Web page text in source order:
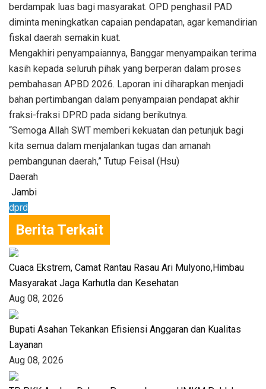
berdampak luas bagi masyarakat. OPD penghasil PAD
diminta meningkatkan capaian pendapatan, agar kemandirian
fiskal daerah semakin kuat.
Mengakhiri penyampaiannya, Banggar menyampaikan terima
kasih kepada seluruh pihak yang berperan dalam proses
pembahasan APBD 2026. Laporan ini diharapkan menjadi
bahan pertimbangan dalam penyampaian pendapat akhir
fraksi-fraksi DPRD pada sidang berikutnya.
“Semoga Allah SWT memberi kekuatan dan petunjuk bagi
kita semua dalam menjalankan tugas dan amanah
pembangunan daerah,” Tutup Feisal (Hsu)
Daerah
Jambi
dprd
Berita Terkait
Cuaca Ekstrem, Camat Rantau Rasau Ari Mulyono,Himbau
Masyarakat Jaga Karhutla dan Kesehatan
Aug 08, 2026
Bupati Asahan Tekankan Efisiensi Anggaran dan Kualitas
Layanan
Aug 08, 2026